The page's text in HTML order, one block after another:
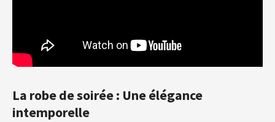
La robe de soirée : Une élégance
intemporelle